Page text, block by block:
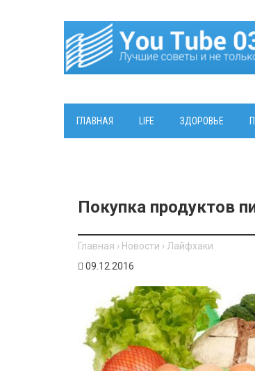
ГЛАВНАЯ LIFE ЗДОРОВЬЕ
Покупка продуктов
Главная › Новости › Лайфхаки
09.12.2016